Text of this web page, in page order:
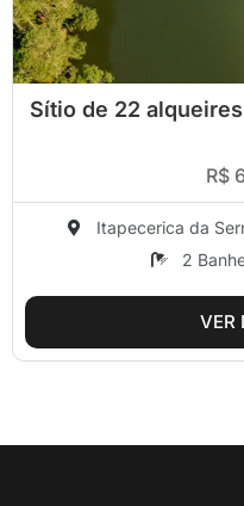
Sítio de 22
R$
Itapecerica da
2
VER